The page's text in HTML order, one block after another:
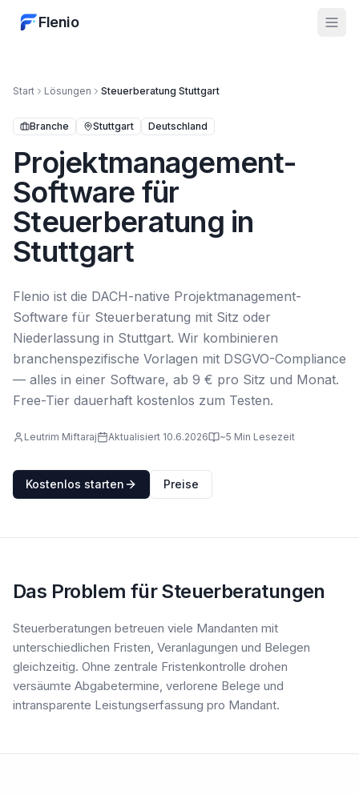
Flenio
Start Lösungen Steuerberatung Stuttgart
Branche Stuttgart Deutschland
Projektmanagement-
Software für
Steuerberatung in
Stuttgart
Flenio ist die DACH-native Projektmanagement-
Software für Steuerberatung mit Sitz oder
Niederlassung in Stuttgart. Wir kombinieren
branchenspezifische Vorlagen mit DSGVO-Compliance
— alles in einer Software, ab 9 € pro Sitz und Monat.
Free-Tier dauerhaft kostenlos zum Testen.
Leutrim Miftaraj Aktualisiert 10.6.2026 ~5 Min Lesezeit
Kostenlos starten Preise
Das Problem für Steuerberatungen
Steuerberatungen betreuen viele Mandanten mit
unterschiedlichen Fristen, Veranlagungen und Belegen
gleichzeitig. Ohne zentrale Fristenkontrolle drohen
versäumte Abgabetermine, verlorene Belege und
intransparente Leistungserfassung pro Mandant.